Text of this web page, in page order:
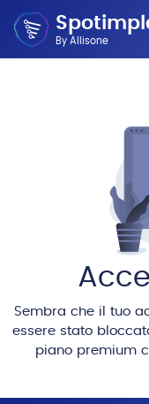
By Allisone
Sembra che il tuo
essere stato
piano premium